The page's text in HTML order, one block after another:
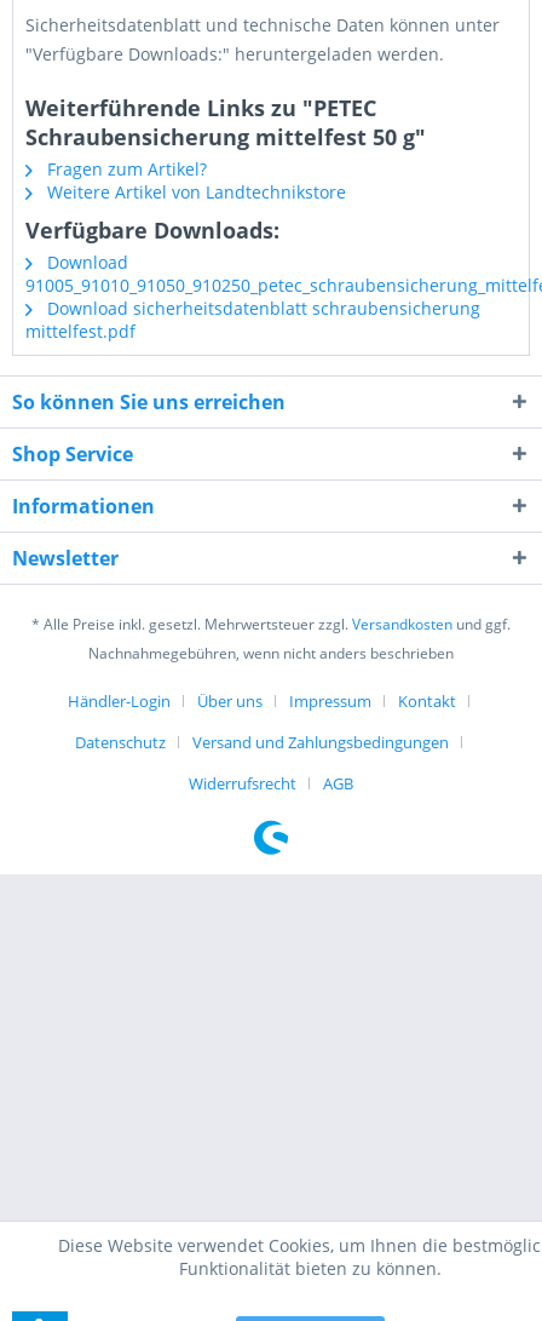
Ich habe die Datenschutzerklärunggelesen,
verstanden und stimme zu. *
Mit * gekennzeichnete Felder sind Pflichtfelder.
Senden
Sicherheitsdatenblatt und technische Daten können unter
"Verfügbare Downloads:" heruntergeladen werden.
Weiterführende Links zu "PETEC
Schraubensicherung mittelfest 50 g"
Fragen zum Artikel?
Weitere Artikel von Landtechnikstore
Verfügbare Downloads:
Download
Download sicherheitsdatenblatt schraubensicherung
mittelfest.pdf
So können Sie uns erreichen
Shop Service
Informationen
Newsletter
* Alle Preise inkl. gesetzl. Mehrwertsteuer zzgl.Versandkosten und ggf.
Nachnahmegebühren, wenn nicht anders beschrieben
Händler-Login Über uns Impressum
Kontakt
Datenschutz
Versand und Zahlungsbedingungen
Widerrufsrecht
AGB
Diese Website verwendet Cookies, um Ihnen die
Funktionalität bieten zu können.